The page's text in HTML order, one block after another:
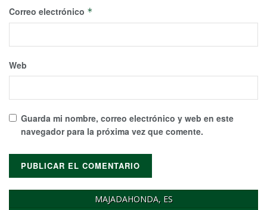
Correo electrónico *
Web
Guarda mi nombre, correo electrónico y web en este
navegador para la próxima vez que comente.
MAJADAHONDA, ES